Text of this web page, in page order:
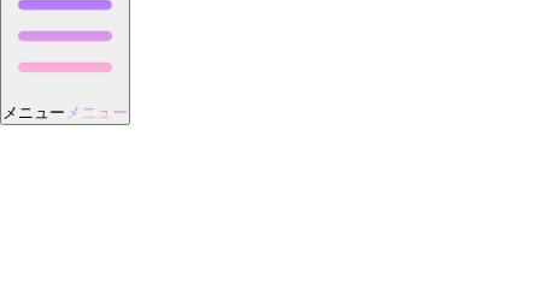
メニュー メニュー